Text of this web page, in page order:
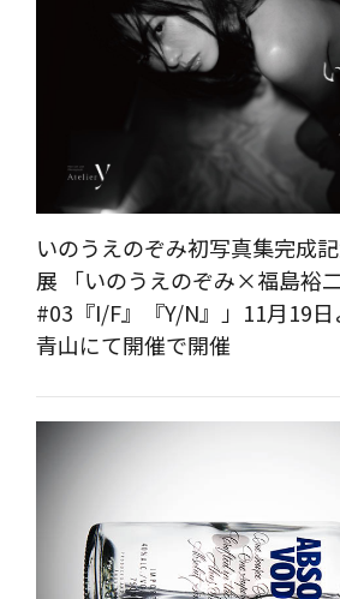
いのうえのぞみ初写真集完成
展 「いのうえのぞみ×福島裕
#03『I/F』『Y/N』」11月19
青山にて開催で開催